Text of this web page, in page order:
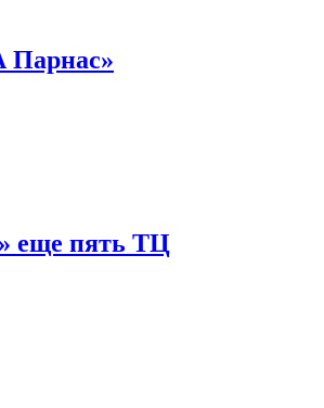
Парнас»
еще пять ТЦ